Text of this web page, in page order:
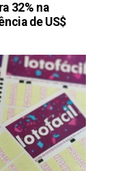
32% na
de US$